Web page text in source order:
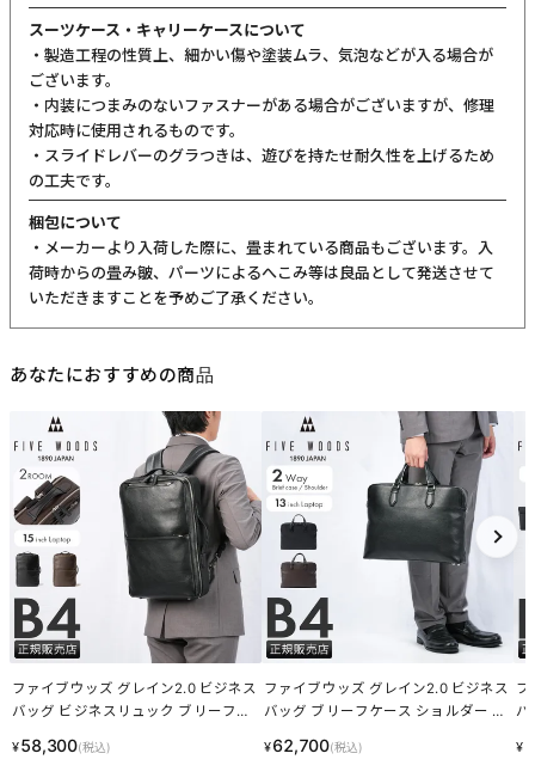
スーツケース・キャリーケースについて
・製造工程の性質上、細かい傷や塗装ムラ、気泡などが入る場合が
ございます。
・内装につまみのないファスナーがある場合がございますが、修理
対応時に使用されるものです。
・スライドレバーのグラつきは、遊びを持たせ耐久性を上げるため
の工夫です。
梱包について
・メーカーより入荷した際に、畳まれている商品もございます。入
荷時からの畳み皺、パーツによるへこみ等は良品として発送させて
いただきますことを予めご了承ください。
あなたにおすすめの商品
ファイブウッズ グレイン2.0 ビジネス
バッグ ビジネスリュック ブリーフケ
N2.0 39602 LINECPN
¥58,300(税込)
ファイブウッズ グレイン2.0 ビジネス
バッグ ブリーフケース ショルダー 2
9604 LINECPN
¥62,700(税込)
フ
バ
¥